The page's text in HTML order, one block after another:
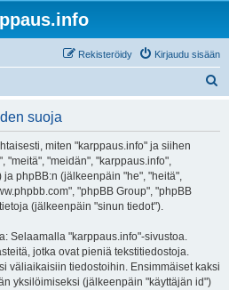
Kirjaudu sisään
Rekisteröidy
suoja
miten "karppaus.info" ja siihen
"meitä", "meidän", "karppaus.info",
phpBB:n (jälkeenpäin "he", "heitä",
"phpBB Group", "phpBB
(jälkeenpäin "sinun tiedot").
Selaamalla "karppaus.info"-sivustoa.
jotka ovat pieniä tekstitiedostoja.
väliaikaisiin tiedostoihin. Ensimmäiset kaksi
yksilöimiseksi (jälkeenpäin "käyttäjän id")